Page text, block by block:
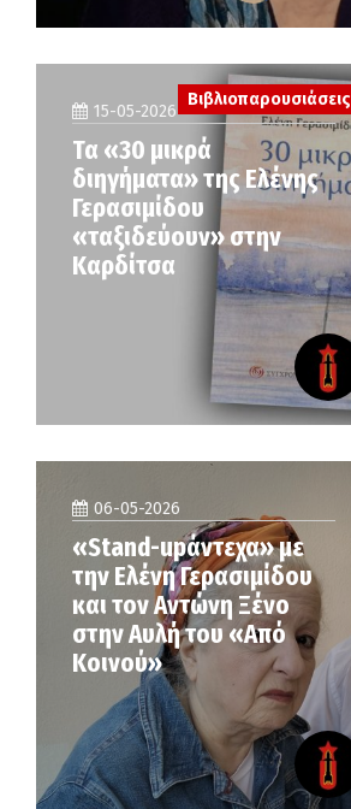
15-05-2026
Τα «30 μικρά
διηγήματα» της Ελένης
Γερασιμίδου
«ταξιδεύουν» στην
Καρδίτσα
Βιβλιοπαρουσιάσεις
06-05-2026
«Stand-upάντεχα» με
την Ελένη Γερασιμίδου
και τον Αντώνη Ξένο
στην Αυλή του «Από
Κοινού»